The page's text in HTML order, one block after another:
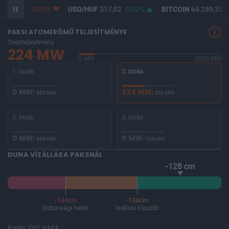
365,28 -0,03% USD/HUF317,02 0,02% BITCOIN64 289,33
PAKSI ATOMERŐMŰ TELJESÍTMÉNYE
Összteljesítmény
224 MW 0 MW
2000 MW
1. blokk
0 MW/ 500 MW
2. blokk
224 MW/ 500 MW
3. blokk
0 MW/ 500 MW
4. blokk
0 MW/ 500 MW
DUNA VÍZÁLLÁSA PAKSNÁL
-128 cm
-144cm
biztonsági határ
-134cm
leállási küszöb